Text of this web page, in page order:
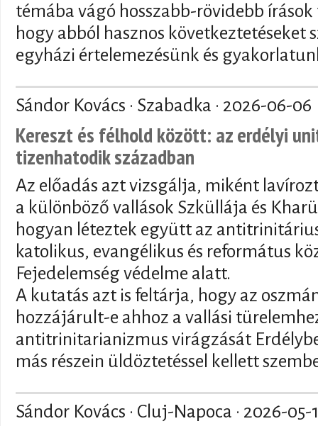
témába vágó hosszabb-rövidebb
hogy abból hasznos következtetéseket
egyházi értelemezésünk és
Sándor Kovács · Szabadka · 2026-06-06
Kereszt és félhold között: az erdélyi
tizenhatodik században
Az előadás azt vizsgálja, miként
a különböző vallások Szküllája és
hogyan léteztek együtt az
katolikus, evangélikus és református
Fejedelemség védelme alatt.
A kutatás azt is feltárja, hogy az
hozzájárult-e ahhoz a vallási
antitrinitarianizmus virágzását
más részein üldöztetéssel kellett
Sándor Kovács · Cluj-Napoca · 2026-05-